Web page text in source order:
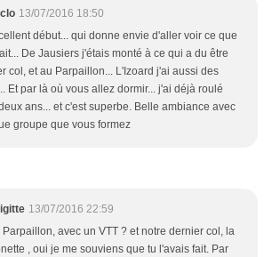
13/07/2016 18:50
début... qui donne envie d'aller voir ce que
De Jausiers j'étais monté à ce qui a du être
col, et au Parpaillon... L'Izoard j'ai aussi des
Et par là où vous allez dormir... j'ai déjà roulé
ans... et c'est superbe. Belle ambiance avec
groupe que vous formez
13/07/2016 22:59
Parpaillon, avec un VTT ? et notre dernier col, la
, oui je me souviens que tu l'avais fait. Par